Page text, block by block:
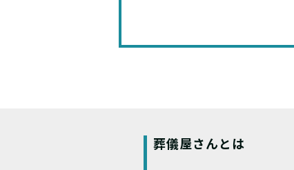
葬儀屋さんとは